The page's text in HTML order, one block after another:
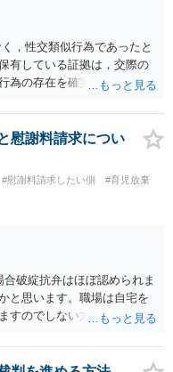
，性交類似行為であったと
有している証拠は，交際の
為の存在を確実に証明でき
慰謝料請求を進めることで
は，婚姻破綻に至っていな
かもしれません。 ②夫との
検討するのがよいと思いま
を強めることも含む）でき
う考え方でもよいでしょ
。 ③行政書士に委任をして
のか不明ですが，その行政
か，訴訟にするか，その点
ているのか，それさえも否
は変わってくると思いま
ます。）への対応ではあま
合えるなら本人様の交渉で
慰謝料請求につい
#慰謝料請求したい側
#育児放棄
破綻抗弁はほぼ認められま
と思います。職場は自宅を
すのでしない方が良いで
からの離婚は拒否しても仮
５は認知すると養育費支払